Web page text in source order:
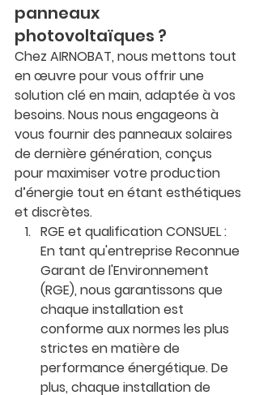
panneaux
photovoltaïques ?
Chez AIRNOBAT, nous mettons tout
en œuvre pour vous offrir une
solution clé en main, adaptée à vos
besoins. Nous nous engageons à
vous fournir des panneaux solaires
de dernière génération, conçus
pour maximiser votre production
d’énergie tout en étant esthétiques
et discrètes.
RGE et qualification CONSUEL :
En tant qu'entreprise Reconnue
Garant de l'Environnement
(RGE), nous garantissons que
chaque installation est
conforme aux normes les plus
strictes en matière de
performance énergétique. De
plus, chaque installation de